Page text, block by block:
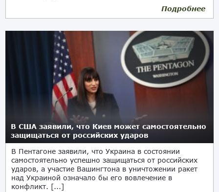
Подробнее
В США заявили, что Киев может самостоятельно
защищаться от российских ударов
В Пентагоне заявили, что Украина в состоянии
самостоятельно успешно защищаться от российских
ударов, а участие Вашингтона в уничтожении ракет
над Украиной означало бы его вовлечение в
конфликт. [...]